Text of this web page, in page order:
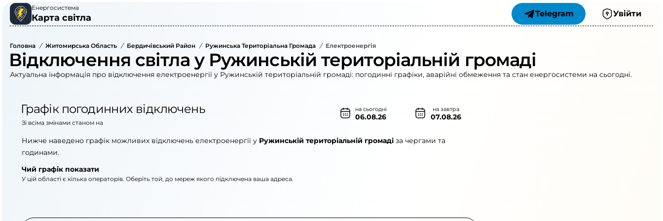
Енергосистема
Карта світла Telegram Увійти
Головна / Житомирська Область / Бердичівський Район / Ружинська Територіальна Громада / Електроенергія
Відключення світла у Ружинській територіальній громаді
Актуальна інформація про відключення електроенергії у Ружинській територіальній громаді: погодинні графіки, аварійні обмеження та стан енергосистеми на сьогодні.
Графік погодинних відключень на сьогодні
06.08.26
на завтра
07.08.26
Зі всіма змінами станом на
Нижче наведено графік можливих відключень електроенергії у Ружинській територіальній громаді за чергами та
годинами.
Чий графік показати
У цій області є кілька операторів. Оберіть той, до мереж якого підключена ваша адреса.